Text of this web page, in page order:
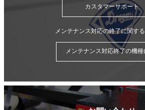
カスタマーサポート
メンテナンス対応の終了に関す
メンテナンス対応終了の機種